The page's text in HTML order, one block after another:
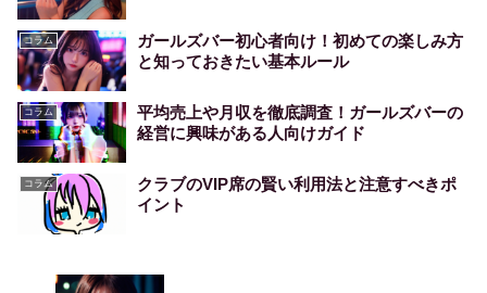
コラム
ガールズバー初心者向け！初めての楽しみ方
と知っておきたい基本ルール
コラム
平均売上や月収を徹底調査！ガールズバーの
経営に興味がある人向けガイド
コラム
クラブのVIP席の賢い利用法と注意すべきポ
イント